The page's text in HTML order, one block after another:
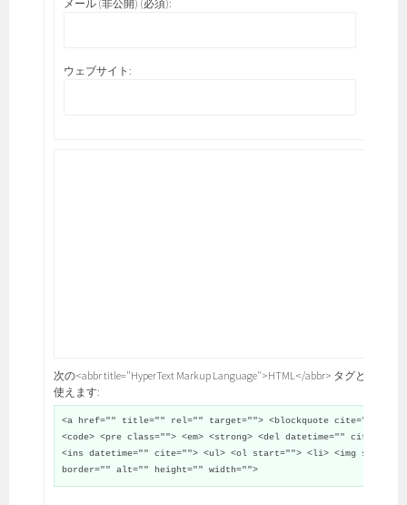
メール (非公開) (必須):
ウェブサイト:
次の<abbr title="HyperText Markup Language">HTML</abbr> タグと属性が
使えます:
<a href="" title="" rel="" target=""> <blockquote cite="">
<code> <pre class=""> <em> <strong> <del datetime="" cite="">
<ins datetime="" cite=""> <ul> <ol start=""> <li> <img src=""
border="" alt="" height="" width="">